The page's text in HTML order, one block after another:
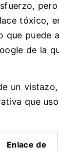
tóxico,
que puede
de la
un
que
Enlace de